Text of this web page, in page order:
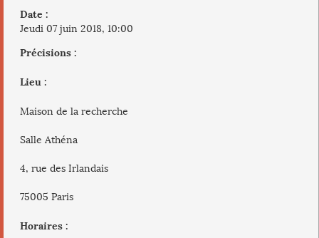
Date :
Jeudi 07 juin 2018, 10:00
Précisions :
Lieu :
Maison de la recherche
Salle Athéna
4, rue des Irlandais
75005 Paris
Horaires :